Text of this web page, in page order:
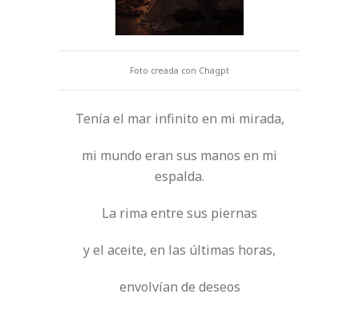
Foto creada con Chagpt
Tenía el mar infinito en mi mirada,
mi mundo eran sus manos en mi
espalda.
La rima entre sus piernas
y el aceite, en las últimas horas,
envolvían de deseos